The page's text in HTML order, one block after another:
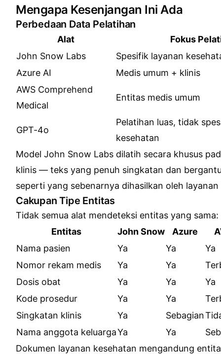
Mengapa Kesenjangan Ini Ada
Perbedaan Data Pelatihan
Alat
Fokus
John Snow Labs
Spesifik layanan
Azure AI
Medis umum + klinis
AWS Comprehend
Medical
Entitas medis umum
GPT-4o
Pelatihan luas, tidak
kesehatan
Model John Snow Labs dilatih secara khusus
klinis — teks yang penuh singkatan dan
seperti yang sebenarnya dihasilkan oleh
Cakupan Tipe Entitas
Tidak semua alat mendeteksi entitas yang sama:
Entitas
John Snow Azure
Nama pasien
Ya Ya
Ya
Nomor rekam medis
Ya Ya
Dosis obat
Ya Ya
Ya
Kode prosedur
Ya Ya
Singkatan klinis
Ya Sebagian
Nama anggota keluargaYa Ya
Dokumen layanan kesehatan mengandung